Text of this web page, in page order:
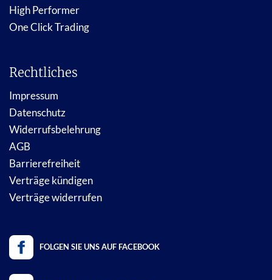
High Performer
One Click Trading
Rechtliches
Impressum
Datenschutz
Widerrufsbelehrung
AGB
Barrierefreiheit
Verträge kündigen
Verträge widerrufen
FOLGEN SIE UNS AUF FACEBOOK